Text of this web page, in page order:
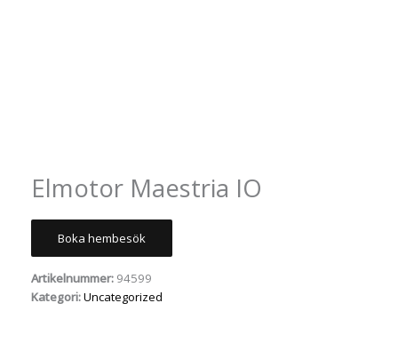
Elmotor Maestria IO
Boka hembesök
Artikelnummer: 94599
Kategori:Uncategorized